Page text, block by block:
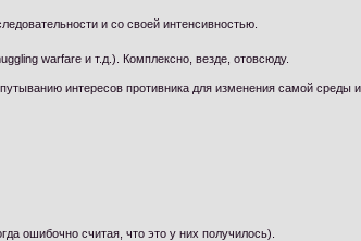
и со своей интенсивностью.
warfare и т.д.). Комплексно, везде, отовсюду.
интересов противника для изменения самой среды
ошибочно считая, что это у них получилось).